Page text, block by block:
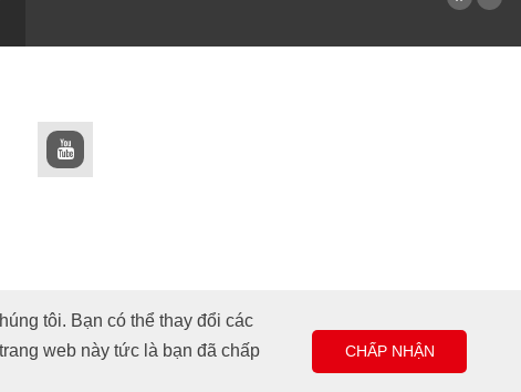
tôi. Bạn có thể thay đổi các
web này tức là bạn đã chấp
CHẤP NHẬN